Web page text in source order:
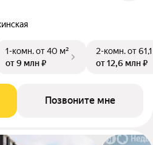
1-комн.от 40 м²
от 9 млн ₽
2-комн.от
от 12,6 млн ₽
Позвоните мне